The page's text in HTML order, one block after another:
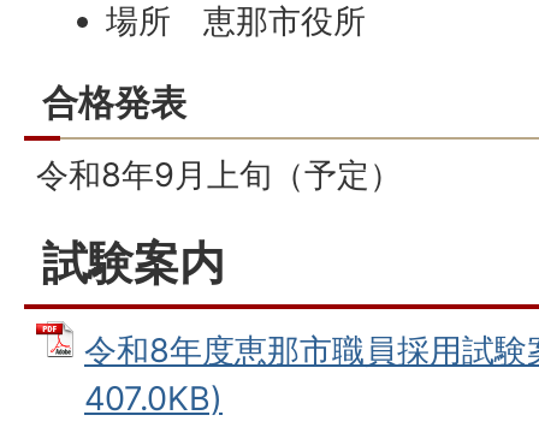
場所 恵那市役所
合格発表
令和8年9月上旬（予定）
試験案内
令和8年度恵那市職員採用試
407.0KB)